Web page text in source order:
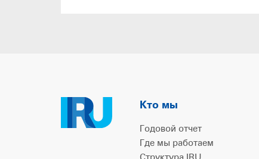
Кто мы
Годовой отчет
Где мы работаем